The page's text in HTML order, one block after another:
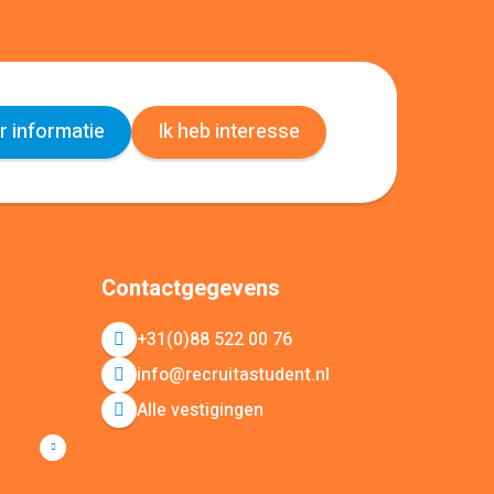
informatie Ik heb interesse
Contactgegevens
+31(0)88 522 00 76
info@recruitastudent.nl
Alle vestigingen